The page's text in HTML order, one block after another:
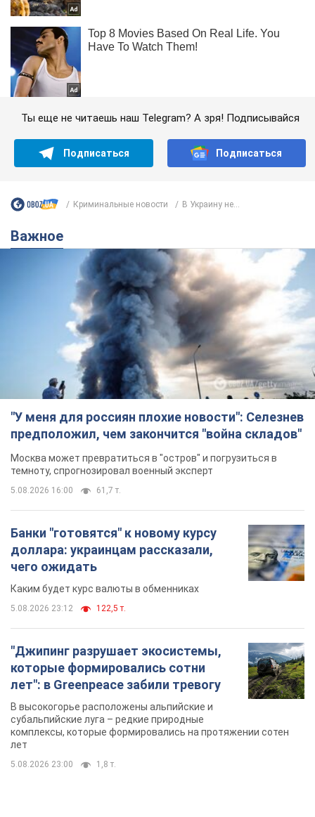
Ты еще не читаешь наш Telegram? А зря! Подписывайся
Подписаться Подписаться
Криминальные новости В Украину не...
Важное
"У меня для россиян плохие новости": Селезнев
предположил, чем закончится "война складов"
Москва может превратиться в "остров" и погрузиться в
темноту, спрогнозировал военный эксперт
5.08.2026 16:00 61,7 т.
Банки "готовятся" к новому курсу
доллара: украинцам рассказали,
чего ожидать
Каким будет курс валюты в обменниках
5.08.2026 23:12 122,5 т.
"Джипинг разрушает экосистемы,
которые формировались сотни
лет": в Greenpeace забили тревогу
В высокогорье расположены альпийские и
субальпийские луга – редкие природные
комплексы, которые формировались на протяжении сотен
лет
5.08.2026 23:00 1,8 т.